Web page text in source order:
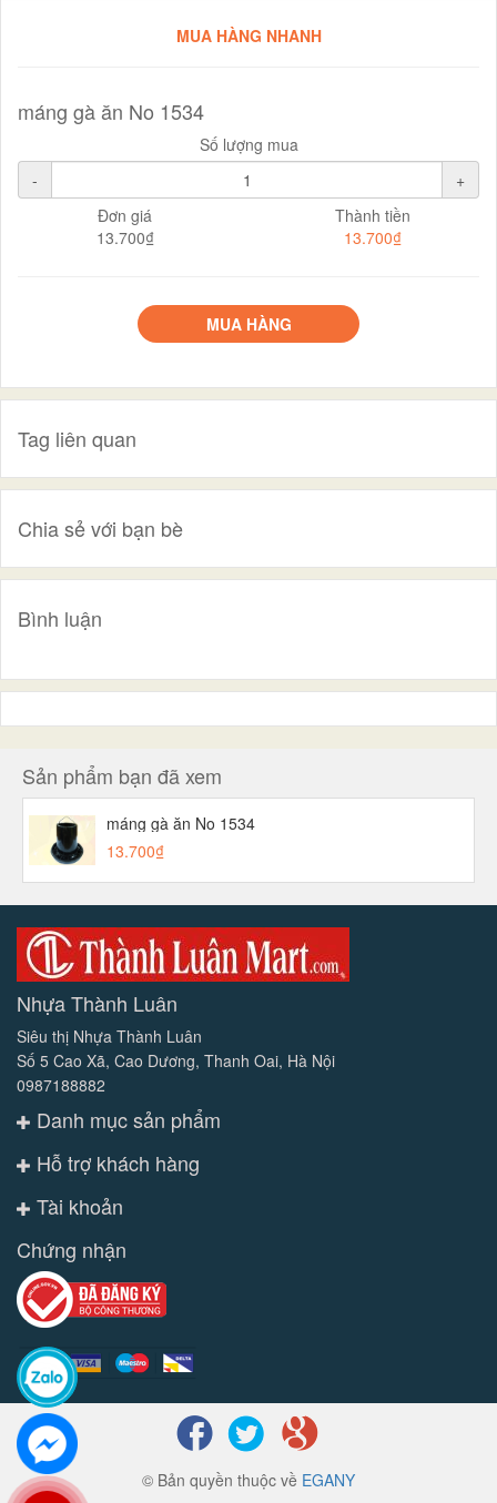
MUA HÀNG NHANH
máng gà ăn No 1534
Số lượng mua
-
+
Đơn giá
13.700₫
Thành tiền
13.700₫
MUA HÀNG
Tag liên quan
Chia sẻ với bạn bè
Bình luận
Sản phẩm bạn đã xem
máng gà ăn No 1534
13.700₫
Nhựa Thành Luân
Siêu thị Nhựa Thành Luân
Số 5 Cao Xã, Cao Dương, Thanh Oai, Hà Nội
0987188882
Danh mục sản phẩm
Hỗ trợ khách hàng
Tài khoản
Chứng nhận
© Bản quyền thuộc về EGANY